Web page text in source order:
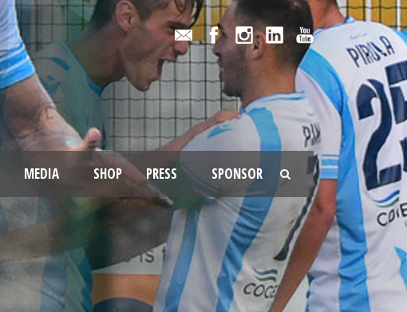
MEDIA SHOP PRESS SPONSOR